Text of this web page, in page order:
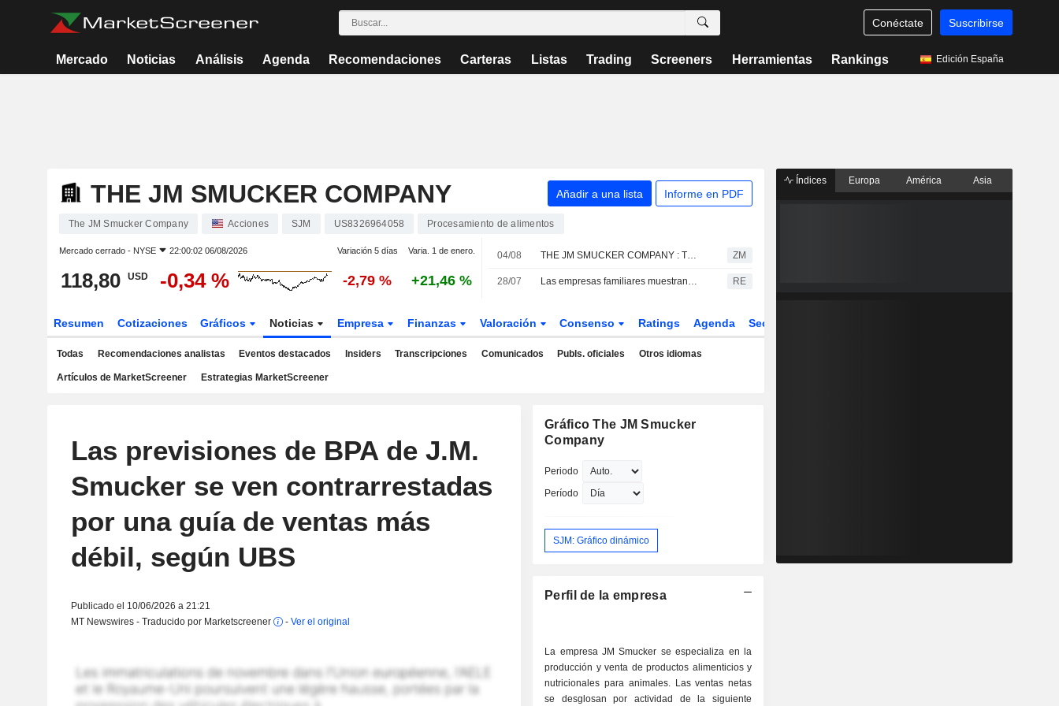
Conéctate Suscribirse
Mercado Noticias Análisis Agenda Recomendaciones Carteras Listas Trading Screeners Herramientas Rankings Edición España
THE JM SMUCKER COMPANY Añadir a una lista Informe en PDF
The JM Smucker Company Acciones SJM US8326964058 Procesamiento de alimentos
Mercado cerrado - NYSE 22:00:02 06/08/2026 Variación 5 días Varia. 1 de enero.
118,80 USD -0,34 % -2,79 % +21,46 %
04/08 THE JM SMUCKER COMPANY : TD Cowen se mantiene neutral. ZM
28/07 Las empresas familiares muestran un gran apetito por las adquisiciones en el sector de los aperitivos en EE. UU. RE
Resumen Cotizaciones Gráficos Noticias Empresa Finanzas Valoración Consenso Ratings Agenda Sector
Todas Recomendaciones analistas Eventos destacados Insiders Transcripciones Comunicados Publs. oficiales Otros idiomas
Artículos de MarketScreener Estrategias MarketScreener
Las previsiones de BPA de J.M.
Smucker se ven contrarrestadas
por una guía de ventas más
débil, según UBS
Publicado el 10/06/2026 a 21:21
MT Newswires - Traducido por Marketscreener
- Ver el original
Gráfico The JM Smucker
Company
Periodo
Período
SJM: Gráfico dinámico
Perfil de la empresa
La empresa JM Smucker se especializa en la
producción y venta de productos alimenticios y
nutricionales para animales. Las ventas netas
se desglosan por actividad de la siguiente
Índices Europa América Asia